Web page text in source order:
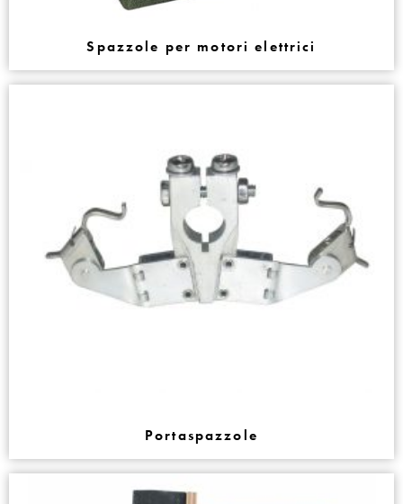
Spazzole per motori elettrici
Portaspazzole